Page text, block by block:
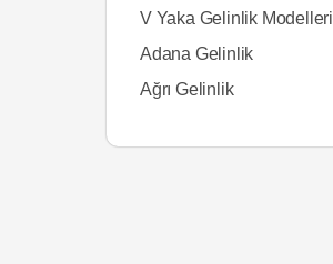
V Yaka Gelinlik Modelleri
Adana Gelinlik
Ağrı Gelinlik